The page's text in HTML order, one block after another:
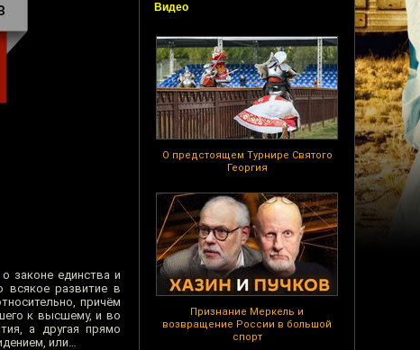
Видео
О предстоящем Турнире Святого
Георгия
Признание Меркель и
возвращение России в большой
спорт
законе единства и
развитие в
причём
к высшему, и во
а другая прямо
или…